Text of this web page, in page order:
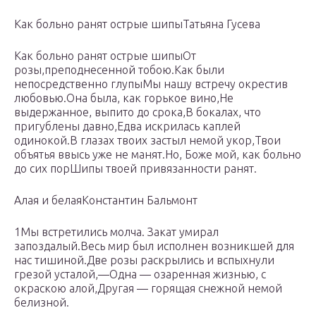
Как больно ранят острые шипыТатьяна Гусева
Как больно ранят острые шипыОт
розы,преподнесенной тобою.Как были
непосредственно глупыМы нашу встречу окрестив
любовью.Она была, как горькое вино,Не
выдержанное, выпито до срока,В бокалах, что
пригублены давно,Едва искрилась каплей
одинокой.В глазах твоих застыл немой укор,Твои
объятья ввысь уже не манят.Но, Боже мой, как больно
до сих порШипы твоей привязанности ранят.
Алая и белаяКонстантин Бальмонт
1Мы встретились молча. Закат умирал
запоздалый.Весь мир был исполнен возникшей для
нас тишиной.Две розы раскрылись и вспыхнули
грезой усталой,—Одна — озаренная жизнью, с
окраскою алой,Другая — горящая снежной немой
белизной.